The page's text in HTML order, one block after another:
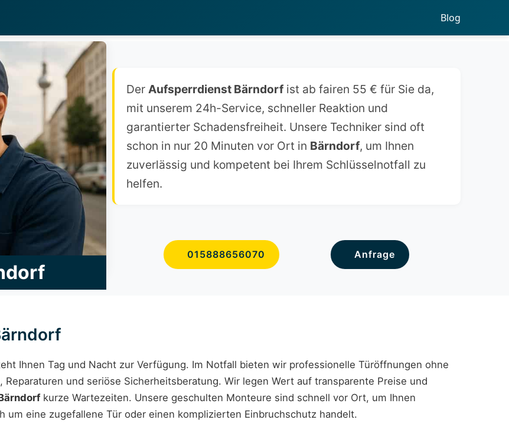
Blog
Der Aufsperrdienst Bärndorf ist ab fairen 55 € für Sie da,
mit unserem 24h-Service, schneller Reaktion und
garantierter Schadensfreiheit. Unsere Techniker sind oft
schon in nur 20 Minuten vor Ort in Bärndorf, um Ihnen
zuverlässig und kompetent bei Ihrem Schlüsselnotfall zu
helfen.
015888656070 Anfrage
Ihnen Tag und Nacht zur Verfügung. Im Notfall bieten wir professionelle Türöffnungen ohne
und seriöse Sicherheitsberatung. Wir legen Wert auf transparente Preise und
kurze Wartezeiten. Unsere geschulten Monteure sind schnell vor Ort, um Ihnen
eine zugefallene Tür oder einen komplizierten Einbruchschutz handelt.